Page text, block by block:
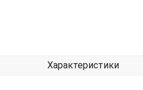
Характеристики